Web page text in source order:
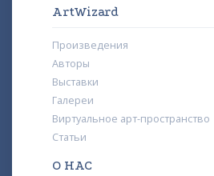
ArtWizard
Произведения
Авторы
Выставки
Галереи
Виртуальное арт-пространство
Статьи
О НАС